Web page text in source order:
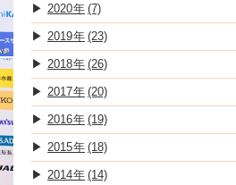
2020 (7)
2019 (23)
2018 (26)
2017 (20)
2016 (19)
2015 (18)
2014 (14)